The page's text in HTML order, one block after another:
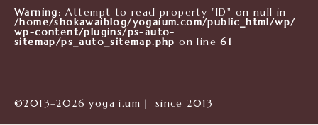
Warning: Attempt to read property "ID" on null in
/home/shokawaiblog/yogaium.com/public_html/wp/
wp-content/plugins/ps-auto-
sitemap/ps_auto_sitemap.php on line61
©2013–2026 yoga i.um｜ since 2013